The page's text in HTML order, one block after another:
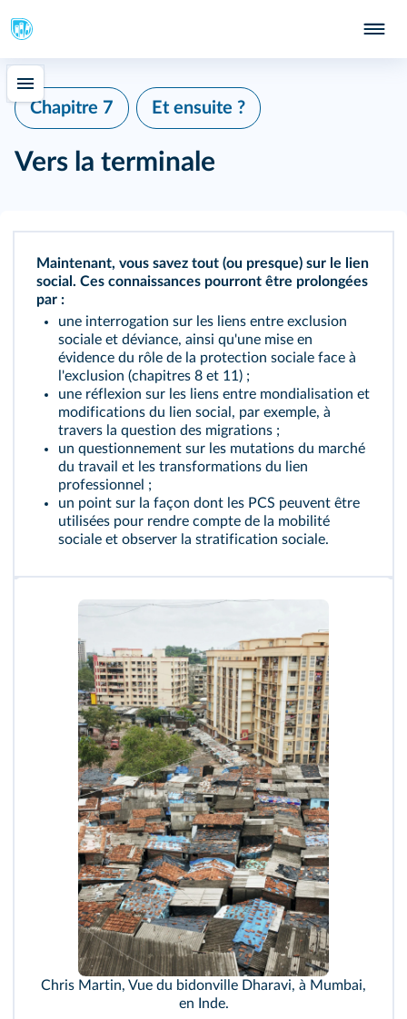
Chapitre 7 Et ensuite ?
Vers la terminale
Maintenant, vous savez tout (ou presque) sur le lien
social. Ces connaissances pourront être prolongées
par :
une interrogation sur les liens entre exclusion
sociale et déviance, ainsi qu'une mise en
évidence du rôle de la protection sociale face à
l'exclusion (chapitres 8 et 11) ;
une réflexion sur les liens entre mondialisation et
modifications du lien social, par exemple, à
travers la question des migrations ;
un questionnement sur les mutations du marché
du travail et les transformations du lien
professionnel ;
un point sur la façon dont les PCS peuvent être
utilisées pour rendre compte de la mobilité
sociale et observer la stratification sociale.
Chris Martin, Vue du bidonville Dharavi, à Mumbai,
en Inde.